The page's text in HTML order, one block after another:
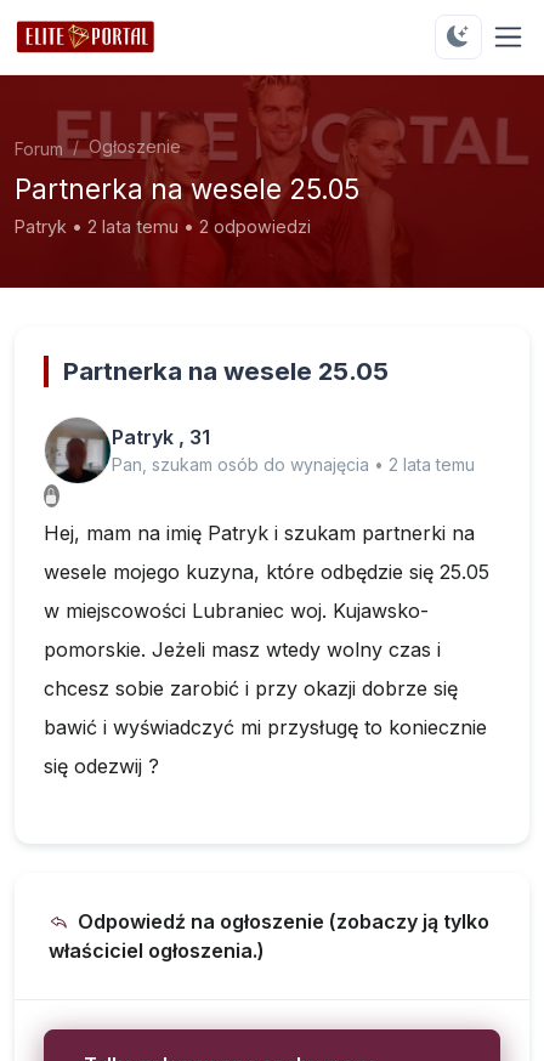
Forum Ogłoszenie
Partnerka na wesele 25.05
Patryk • 2 lata temu • 2 odpowiedzi
Partnerka na wesele 25.05
Patryk , 31
Pan, szukam osób do wynajęcia • 2 lata temu
Hej, mam na imię Patryk i szukam partnerki na
wesele mojego kuzyna, które odbędzie się 25.05
w miejscowości Lubraniec woj. Kujawsko-
pomorskie. Jeżeli masz wtedy wolny czas i
chcesz sobie zarobić i przy okazji dobrze się
bawić i wyświadczyć mi przysługę to koniecznie
się odezwij ?
Odpowiedź na ogłoszenie (zobaczy ją tylko
właściciel ogłoszenia.)